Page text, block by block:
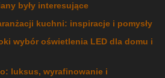
były interesujące
kuchni: inspiracje i pomysły
wybór oświetlenia LED dla domu i
luksus, wyrafinowanie i